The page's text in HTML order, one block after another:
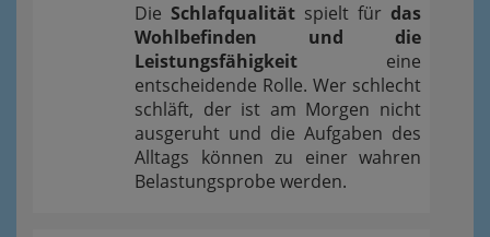
Die Schlafqualität spielt für das
Wohlbefinden und die
Leistungsfähigkeit eine
entscheidende Rolle. Wer schlecht
schläft, der ist am Morgen nicht
ausgeruht und die Aufgaben des
Alltags können zu einer wahren
Belastungsprobe werden.